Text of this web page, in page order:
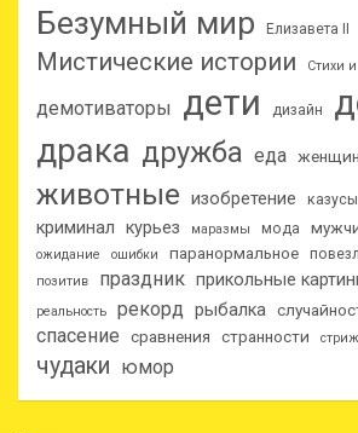
Безумный мир Елизавета II
Мистические истории Стихи
демотиваторы дети дизайн
драка дружба еда
животные изобретение казусы
криминал курьез маразмы мода
ожидание ошибки паранормальное
позитив праздник прикольные
реальность
рекорд рыбалка
спасение сравнения странности
чудаки юмор